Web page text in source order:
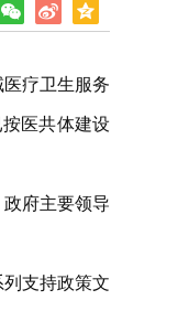
疗卫生服务
医共体建设
府主要领导
支持政策文